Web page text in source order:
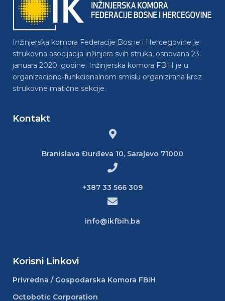
Inžinjerska komora Federacije Bosne i Hercegovine je
strukovna asocijacija inžinjera svih struka, osnovana 23.
januara 2020. godine. Inžinjerska komora FBiH je u
organizaciono-funkcionalnom smislu organizirana kroz
strukovne matične sekcije.
Kontakt
Branislava Đurđeva 10, Sarajevo 71000
+387 33 566 309
info@ikfbih.ba
Korisni Linkovi
Privredna / Gospodarska Komora FBiH
Octobotic Corporation